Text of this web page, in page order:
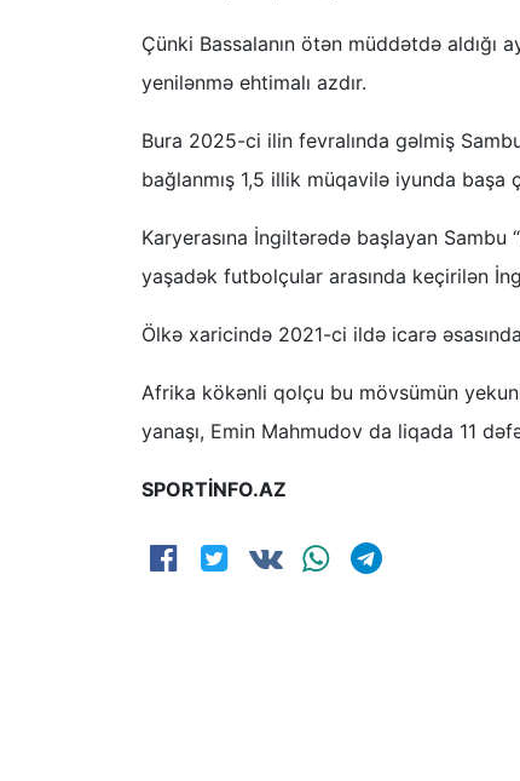
Çünki Bassalanın ötən müddətdə aldığı
yenilənmə ehtimalı azdır.
Bura 2025-ci ilin fevralında gəlmiş
bağlanmış 1,5 illik müqavilə iyunda başa
Karyerasına İngiltərədə başlayan
yaşadək futbolçular arasında keçirilən
Ölkə xaricində 2021-ci ildə icarə
Afrika kökənli qolçu bu mövsümün
yanaşı, Emin Mahmudov da liqada 11
SPORTİNFO.AZ